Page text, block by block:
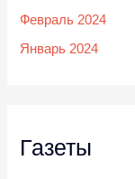
Февраль 2024
Январь 2024
Газеты